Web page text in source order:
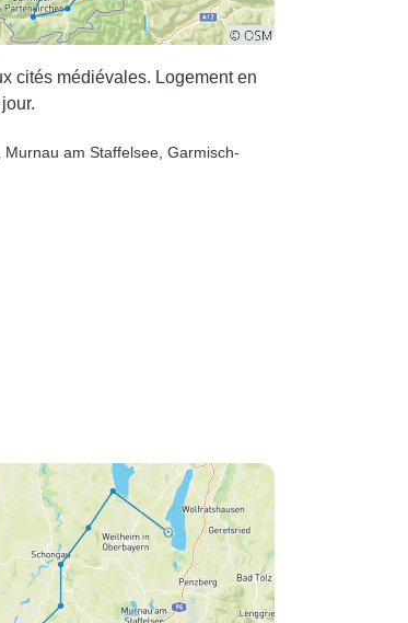
cités médiévales. Logement en
, Murnau am Staffelsee , Garmisch-